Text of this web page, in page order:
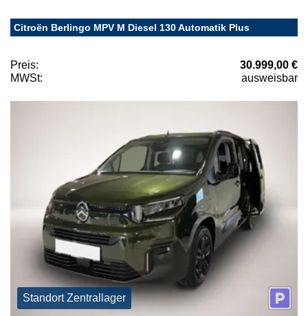
Citroën Berlingo MPV M Diesel 130 Automatik Plus
Preis:
30.999,00 €
MWSt:
ausweisbar
Standort Zentrallager